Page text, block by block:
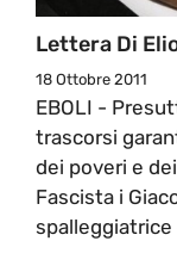
Lettera Di
18 Ottobre 2011
EBOLI -
trascorsi
dei poveri e
Fascista i
spalleggiatrice